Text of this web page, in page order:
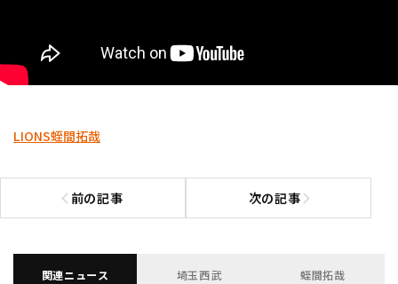
LIONS蛭間拓哉
前の記事
前の記事へ 次の記事次の記事へ
関連ニュース 埼玉西武 蛭間拓哉